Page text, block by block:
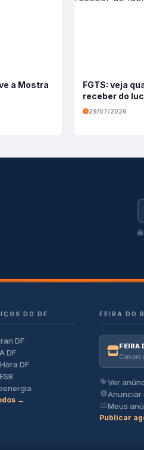
a Mostra
FGTS: veja
receber do
29/07/2026
DO DF
DF
DF
DF
→
FEIRA DO
FEIRA
Compre
Ver
Anunciar
Meus
Publicar